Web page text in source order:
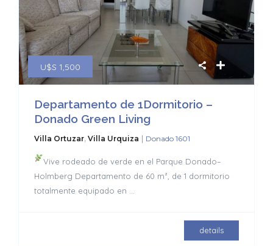
U$S 1,500
Departamento de 1Dormitorio –
Donado Green Living
Villa Ortuzar,Villa Urquiza | Donado 1601
Vive rodeado de verde en el Parque Donado–
Holmberg Departamento de 60 m², de 1 dormitorio
totalmente equipado en
details